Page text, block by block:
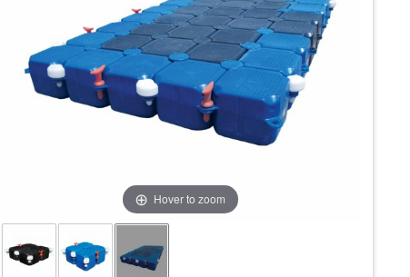
Hover to zoom